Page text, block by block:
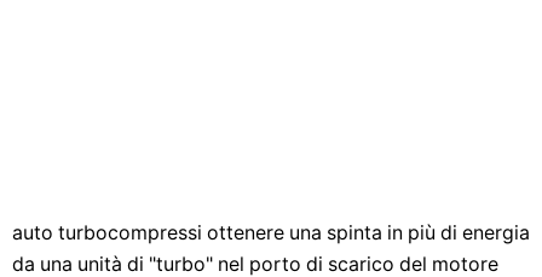
auto turbocompressi ottenere una spinta in più di energia
da una unità di "turbo" nel porto di scarico del motore